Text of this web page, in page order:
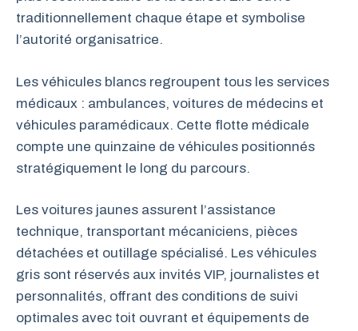
traditionnellement chaque étape et symbolise
l’autorité organisatrice.
Les véhicules blancs regroupent tous les services
médicaux : ambulances, voitures de médecins et
véhicules paramédicaux. Cette flotte médicale
compte une quinzaine de véhicules positionnés
stratégiquement le long du parcours.
Les voitures jaunes assurent l’assistance
technique, transportant mécaniciens, pièces
détachées et outillage spécialisé. Les véhicules
gris sont réservés aux invités VIP, journalistes et
personnalités, offrant des conditions de suivi
optimales avec toit ouvrant et équipements de